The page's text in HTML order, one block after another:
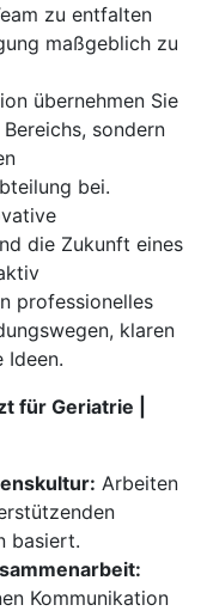
zu entfalten
maßgeblich zu
übernehmen Sie
sondern
bei.
die Zukunft eines
professionelles
klaren
Ideen.
für Geriatrie |
Arbeiten
basiert.
Kommunikation